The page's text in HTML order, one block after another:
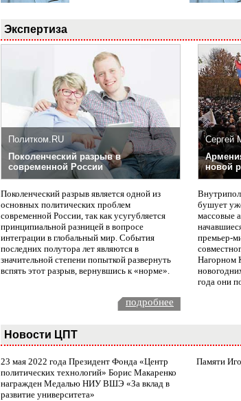
Экспертиза
Политком.RU
Поколенческий разрыв в
современной России
Поколенческий разрыв является одной из
основных политических проблем
современной России, так как усугубляется
принципиальной разницей в вопросе
интеграции в глобальный мир. События
последних полутора лет являются в
значительной степени попыткой развернуть
вспять этот разрыв, вернувшись к «норме».
Сергей
новой
бушует
массовые
премьер-
Нагорном
года они
подробнее
Новости ЦПТ
23 мая 2022 года Президент Фонда «Центр
политических технологий» Борис Макаренко
награжден Медалью НИУ ВШЭ «За вклад в
развитие университета»
Памяти